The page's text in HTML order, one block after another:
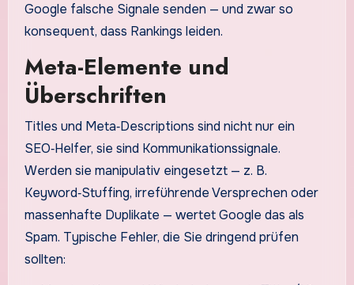
Google falsche Signale senden — und zwar so
konsequent, dass Rankings leiden.
Meta-Elemente und
Überschriften
Titles und Meta‑Descriptions sind nicht nur ein
SEO‑Helfer, sie sind Kommunikationssignale.
Werden sie manipulativ eingesetzt — z. B.
Keyword‑Stuffing, irreführende Versprechen oder
massenhafte Duplikate — wertet Google das als
Spam. Typische Fehler, die Sie dringend prüfen
sollten: